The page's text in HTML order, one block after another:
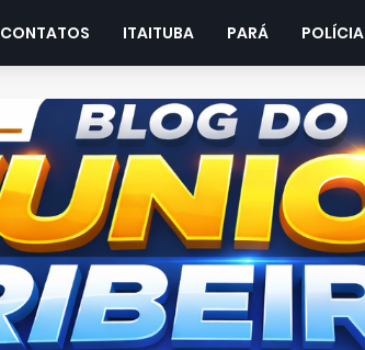
CONTATOS ITAITUBA PARÁ POLÍCIA